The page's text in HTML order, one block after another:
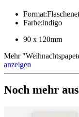
Format:
Farbe:indigo
90 x 120mm
Mehr"
anzeigen
Noch mehr